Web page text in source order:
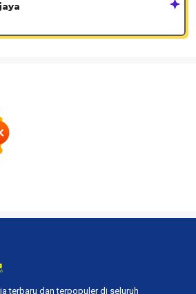
terbaru dan terpopuler di seluruh